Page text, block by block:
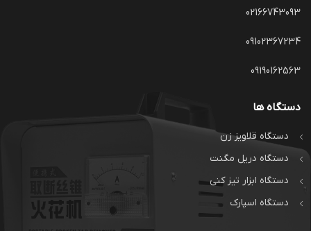
02166743093
09102367234
09190162563
دستگاه ها
دستگاه قلاویز زن
دستگاه دریل مگنت
دستگاه ابزار تیز کنی
دستگاه اسپارک